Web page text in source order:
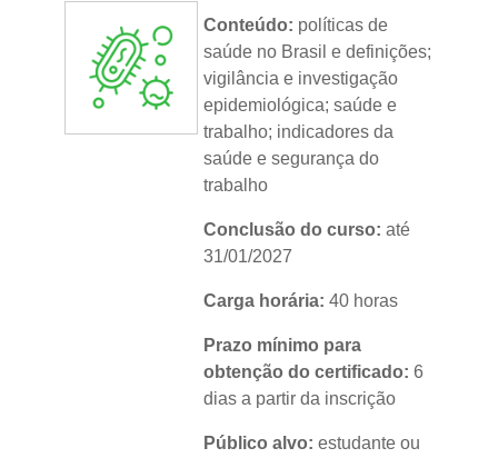
Idioma:português
Conteúdo: políticas de
saúde no Brasil e definições;
vigilância e investigação
epidemiológica; saúde e
trabalho; indicadores da
saúde e segurança do
trabalho
Conclusão do curso: até
31/01/2027
Carga horária: 40 horas
Prazo mínimo para
obtenção do certificado: 6
dias a partir da inscrição
Público alvo: estudante ou